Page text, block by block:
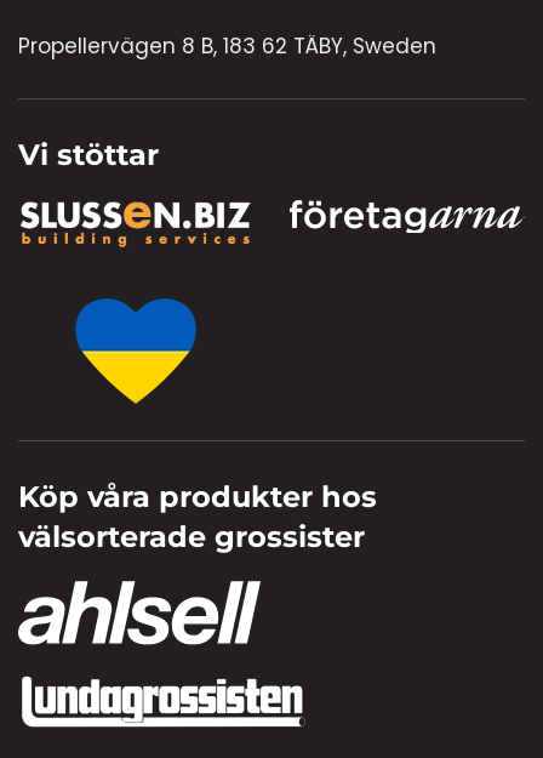
Propellervägen 8 B, 183 62 TÄBY, Sweden
Vi stöttar
Köp våra produkter hos
välsorterade grossister